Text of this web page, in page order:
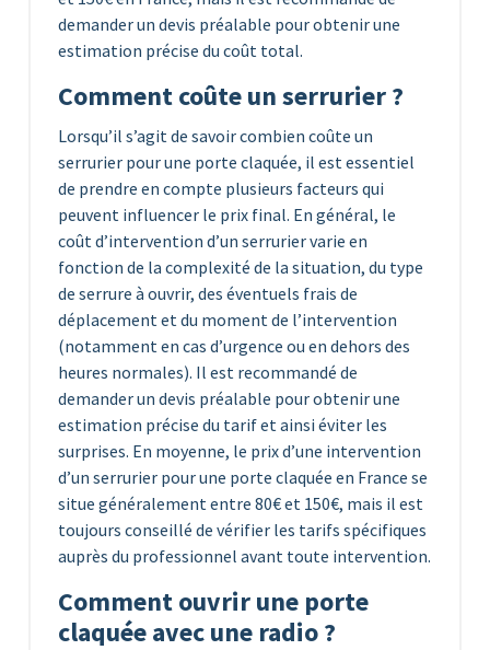
demander un devis préalable pour obtenir une
estimation précise du coût total.
Comment coûte un serrurier ?
Lorsqu’il s’agit de savoir combien coûte un
serrurier pour une porte claquée, il est essentiel
de prendre en compte plusieurs facteurs qui
peuvent influencer le prix final. En général, le
coût d’intervention d’un serrurier varie en
fonction de la complexité de la situation, du type
de serrure à ouvrir, des éventuels frais de
déplacement et du moment de l’intervention
(notamment en cas d’urgence ou en dehors des
heures normales). Il est recommandé de
demander un devis préalable pour obtenir une
estimation précise du tarif et ainsi éviter les
surprises. En moyenne, le prix d’une intervention
d’un serrurier pour une porte claquée en France se
situe généralement entre 80€ et 150€, mais il est
toujours conseillé de vérifier les tarifs spécifiques
auprès du professionnel avant toute intervention.
Comment ouvrir une porte
claquée avec une radio ?